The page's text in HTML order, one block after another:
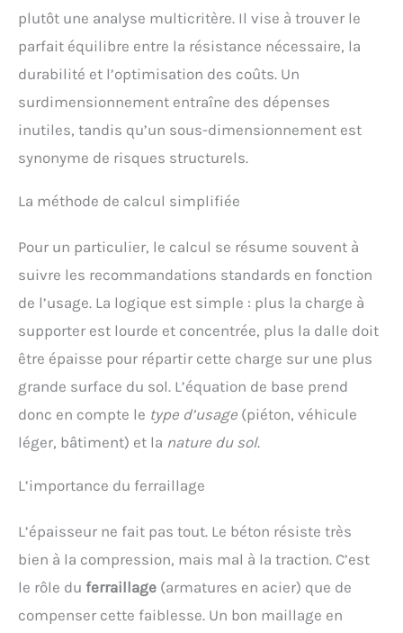
plutôt une analyse multicritère. Il vise à trouver le
parfait équilibre entre la résistance nécessaire, la
durabilité et l’optimisation des coûts. Un
surdimensionnement entraîne des dépenses
inutiles, tandis qu’un sous-dimensionnement est
synonyme de risques structurels.
La méthode de calcul simplifiée
Pour un particulier, le calcul se résume souvent à
suivre les recommandations standards en fonction
de l’usage. La logique est simple : plus la charge à
supporter est lourde et concentrée, plus la dalle doit
être épaisse pour répartir cette charge sur une plus
grande surface du sol. L’équation de base prend
donc en compte le type d’usage (piéton, véhicule
léger, bâtiment) et la nature du sol.
L’importance du ferraillage
L’épaisseur ne fait pas tout. Le béton résiste très
bien à la compression, mais mal à la traction. C’est
le rôle du ferraillage (armatures en acier) que de
compenser cette faiblesse. Un bon maillage en